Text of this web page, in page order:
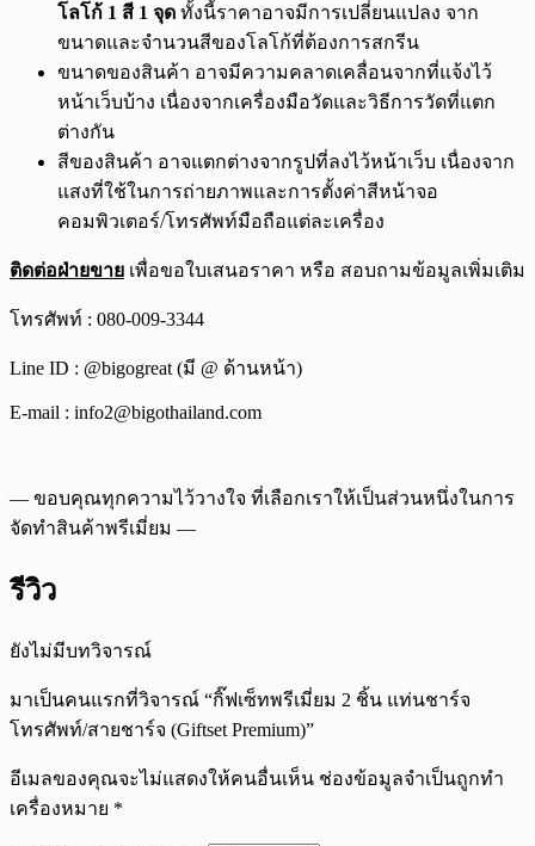
โลโก้ 1 สี 1 จุด ทั้งนี้ราคาอาจมีการเปลี่ยนแปลง จาก
ขนาดและจำนวนสีของโลโก้ที่ต้องการสกรีน
ขนาดของสินค้า อาจมีความคลาดเคลื่อนจากที่แจ้งไว้
หน้าเว็บบ้าง เนื่องจากเครื่องมือวัดและวิธีการวัดที่แตก
ต่างกัน
สีของสินค้า อาจแตกต่างจากรูปที่ลงไว้หน้าเว็บ เนื่องจาก
แสงที่ใช้ในการถ่ายภาพและการตั้งค่าสีหน้าจอ
คอมพิวเตอร์/โทรศัพท์มือถือแต่ละเครื่อง
ติดต่อฝ่ายขาย เพื่อขอใบเสนอราคา หรือ สอบถามข้อมูลเพิ่มเติม
โทรศัพท์ : 080-009-3344
Line ID : @bigogreat (มี @ ด้านหน้า)
E-mail : info2@bigothailand.com
— ขอบคุณทุกความไว้วางใจ ที่เลือกเราให้เป็นส่วนหนึ่งในการ
จัดทำสินค้าพรีเมี่ยม —
รีวิว
ยังไม่มีบทวิจารณ์
มาเป็นคนแรกที่วิจารณ์ “กิ๊ฟเซ็ทพรีเมี่ยม 2 ชิ้น แท่นชาร์จ
โทรศัพท์/สายชาร์จ (Giftset Premium)”
อีเมลของคุณจะไม่แสดงให้คนอื่นเห็น ช่องข้อมูลจำเป็นถูกทำ
เครื่องหมาย *